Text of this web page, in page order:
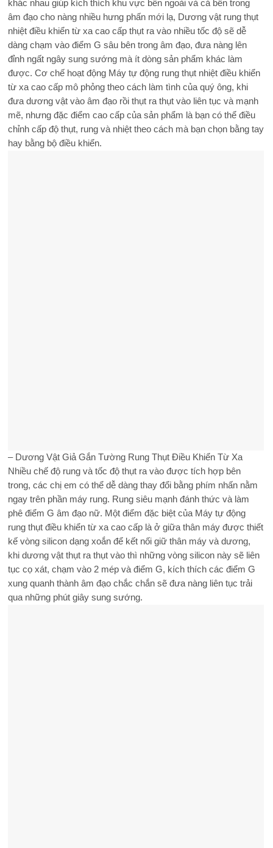
khác nhau giúp kích thích khu vực bên ngoài và cả bên trong
âm đạo cho nàng nhiều hưng phấn mới lạ, Dương vật rung thụt
nhiệt điều khiển từ xa cao cấp thụt ra vào nhiều tốc độ sẽ dễ
dàng chạm vào điểm G sâu bên trong âm đạo, đưa nàng lên
đỉnh ngất ngây sung sướng mà ít dòng sản phẩm khác làm
được. Cơ chế hoạt động Máy tự động rung thụt nhiệt điều khiển
từ xa cao cấp mô phỏng theo cách làm tình của quý ông, khi
đưa dương vật vào âm đạo rồi thụt ra thụt vào liên tục và mạnh
mẽ, nhưng đặc điểm cao cấp của sản phẩm là bạn có thể điều
chỉnh cấp độ thụt, rung và nhiệt theo cách mà bạn chọn bằng tay
hay bằng bộ điều khiển.
– Dương Vật Giả Gắn Tường Rung Thụt Điều Khiển Từ Xa
Nhiều chế độ rung và tốc độ thụt ra vào được tích hợp bên
trong, các chị em có thể dễ dàng thay đổi bằng phím nhấn nằm
ngay trên phần máy rung. Rung siêu mạnh đánh thức và làm
phê điểm G âm đạo nữ. Một điểm đặc biệt của Máy tự động
rung thụt điều khiển từ xa cao cấp là ở giữa thân máy được thiết
kế vòng silicon dạng xoắn để kết nối giữ thân máy và dương,
khi dương vật thụt ra thụt vào thì những vòng silicon này sẽ liên
tục cọ xát, chạm vào 2 mép và điểm G, kích thích các điểm G
xung quanh thành âm đạo chắc chắn sẽ đưa nàng liên tục trải
qua những phút giây sung sướng.